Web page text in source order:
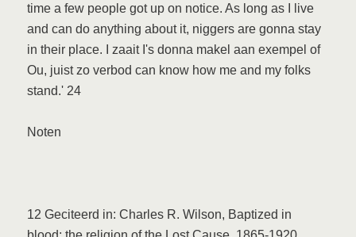
time a few people got up on notice. As long as I live
and can do anything about it, niggers are gonna stay
in their place. I zaait I's donna makel aan exempel of
Ou, juist zo verbod can know how me and my folks
stand.' 24
Noten
12 Geciteerd in: Charles R. Wilson, Baptized in